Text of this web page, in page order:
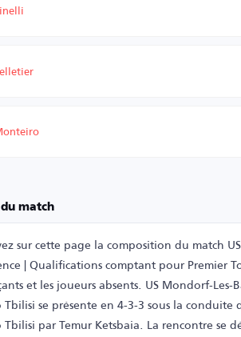
match
sur cette page la composition du match
| Qualifications comptant pour Premier
et les joueurs absents. US Mondorf-
Tbilisi se présente en 4-3-3 sous la
par Temur Ketsbaia. La rencontre se